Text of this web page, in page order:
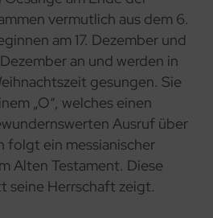
vermutlich aus dem 6.
am 17. Dezember und
an und werden in
gesungen. Sie
„O“, welches einen
Ausruf über
folgt ein messianischer
Alten Testament. Diese
seine Herrschaft zeigt.